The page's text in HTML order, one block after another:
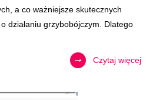
a co ważniejsze skutecznych
działaniu grzybobójczym. Dlatego
Czytaj więcej